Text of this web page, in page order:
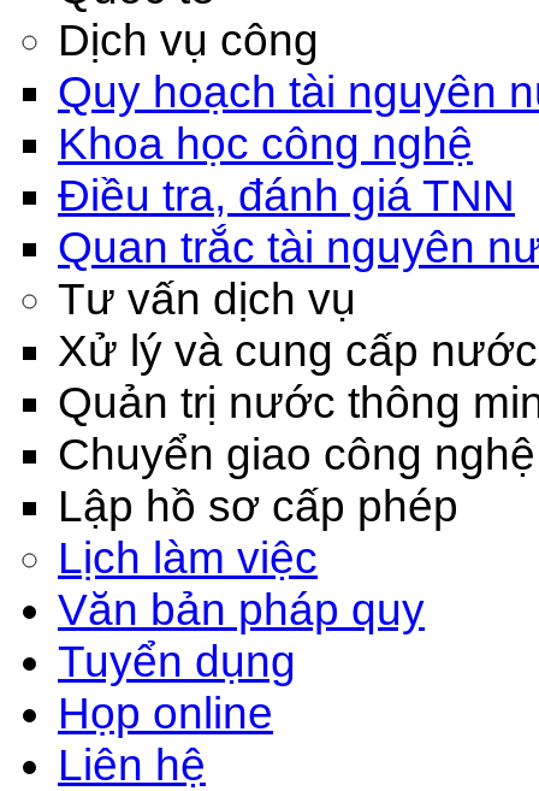
Dịch vụ công
Quy hoạch tài nguyên
Khoa học công nghệ
Điều tra, đánh giá TNN
Quan trắc tài nguyên
Tư vấn dịch vụ
Xử lý và cung cấp nước
Quản trị nước thông
Chuyển giao công nghệ
Lập hồ sơ cấp phép
Lịch làm việc
Văn bản pháp quy
Tuyển dụng
Họp online
Liên hệ